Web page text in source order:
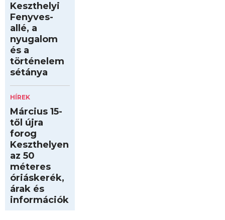
Keszthelyi
Fenyves-
allé, a
nyugalom
és a
történelem
sétánya
HÍREK
Március 15-
től újra
forog
Keszthelyen
az 50
méteres
óriáskerék,
árak és
információk